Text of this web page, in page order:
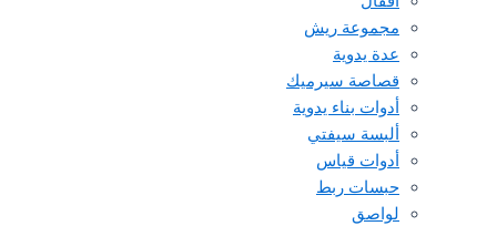
مجموعة ريش
عدة يدوية
قصاصة سيرميك
أدوات بناء يدوية
ألبسة سيفتي
أدوات قياس
حبسات ربط
لواصق